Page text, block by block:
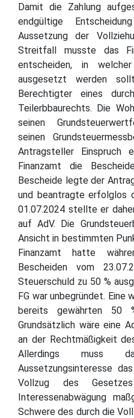
Damit die Zahlung
endgültige
Aussetzung der
Streitfall musste das
entscheiden, in
ausgesetzt werden
Berechtigter eines
Teilerbbaurechts. Die
seinen
seinen
Antragsteller Einspruch
Finanzamt die
Bescheide legte der
und beantragte erfolglos
01.07.2024 stellte er
auf AdV. Die
Ansicht in bestimmten
Finanzamt hatte
Bescheiden vom
Steuerschuld zu 50 %
FG war unbegründet. Eine
bereits gewährten 50
Grundsätzlich wäre eine
an der Rechtmäßigkeit
Allerdings muss
Aussetzungsinteresse
Vollzug des
Interessenabwägung
Schwere des durch die